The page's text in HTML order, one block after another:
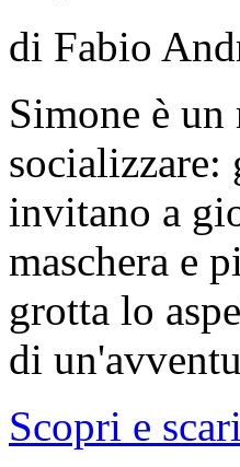
di Fabio
Simone è
invitano a
maschera e
grotta lo
di
Scopri e